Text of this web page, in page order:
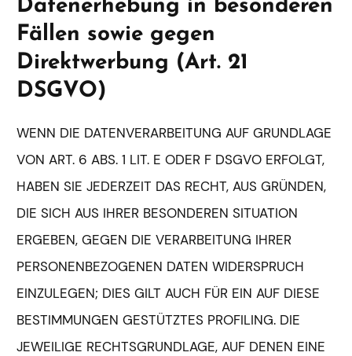
Datenerhebung in besonderen
Fällen sowie gegen
Direktwerbung (Art. 21
DSGVO)
WENN DIE DATENVERARBEITUNG AUF GRUNDLAGE
VON ART. 6 ABS. 1 LIT. E ODER F DSGVO ERFOLGT,
HABEN SIE JEDERZEIT DAS RECHT, AUS GRÜNDEN,
DIE SICH AUS IHRER BESONDEREN SITUATION
ERGEBEN, GEGEN DIE VERARBEITUNG IHRER
PERSONENBEZOGENEN DATEN WIDERSPRUCH
EINZULEGEN; DIES GILT AUCH FÜR EIN AUF DIESE
BESTIMMUNGEN GESTÜTZTES PROFILING. DIE
JEWEILIGE RECHTSGRUNDLAGE, AUF DENEN EINE